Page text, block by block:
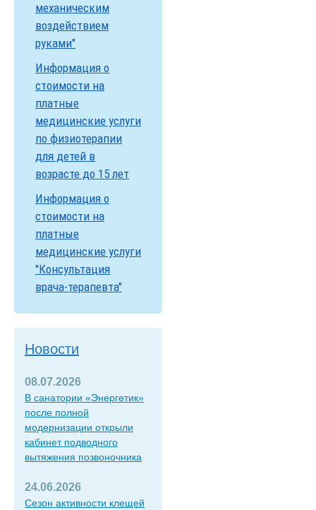
механическим
воздействием
руками"
Информация о
стоимости на
платные
медицинские услуги
по физиотерапии
для детей в
возрасте до 15 лет
Информация о
стоимости на
платные
медицинские услуги
"Консультация
врача-терапевта"
Новости
08.07.2026
В санатории «Энергетик»
после полной
модернизации открыли
кабинет подводного
вытяжения позвоночника
24.06.2026
Сезон активности клещей